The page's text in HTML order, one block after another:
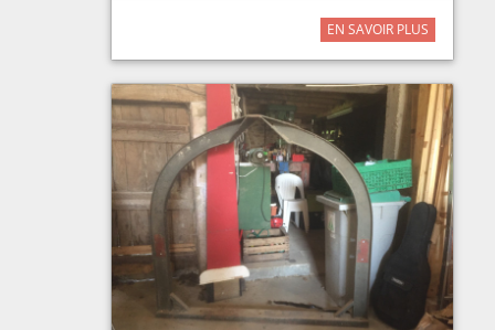
EN SAVOIR PLUS